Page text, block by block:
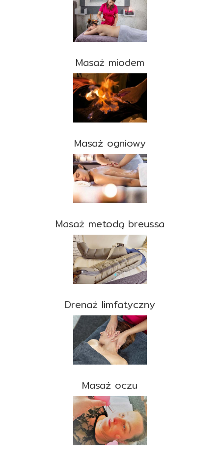
Masaż miodem
Masaż ogniowy
Masaż metodą breussa
Drenaż limfatyczny
Masaż oczu